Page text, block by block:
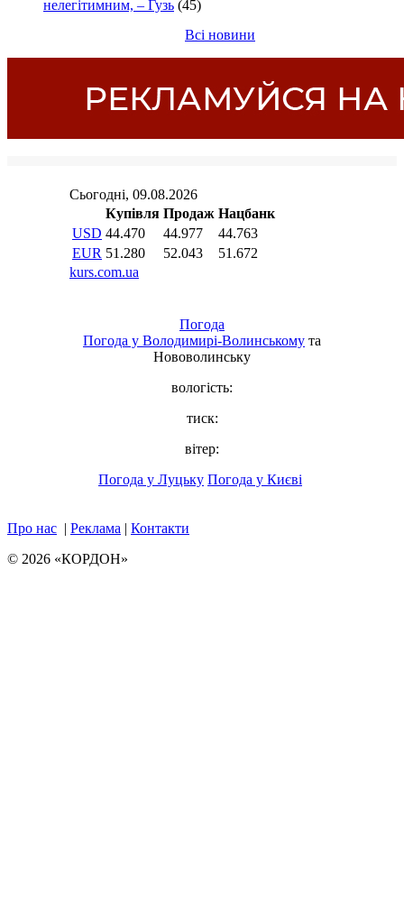
нелегітимним, – Гузь (45)
Всі новини
Погода
Погода у Володимирі-Волинському та
Нововолинську
вологість:
тиск:
вітер:
Погода у Луцьку Погода у Києві
Про нас | Реклама | Контакти
© 2026 «КОРДОН»